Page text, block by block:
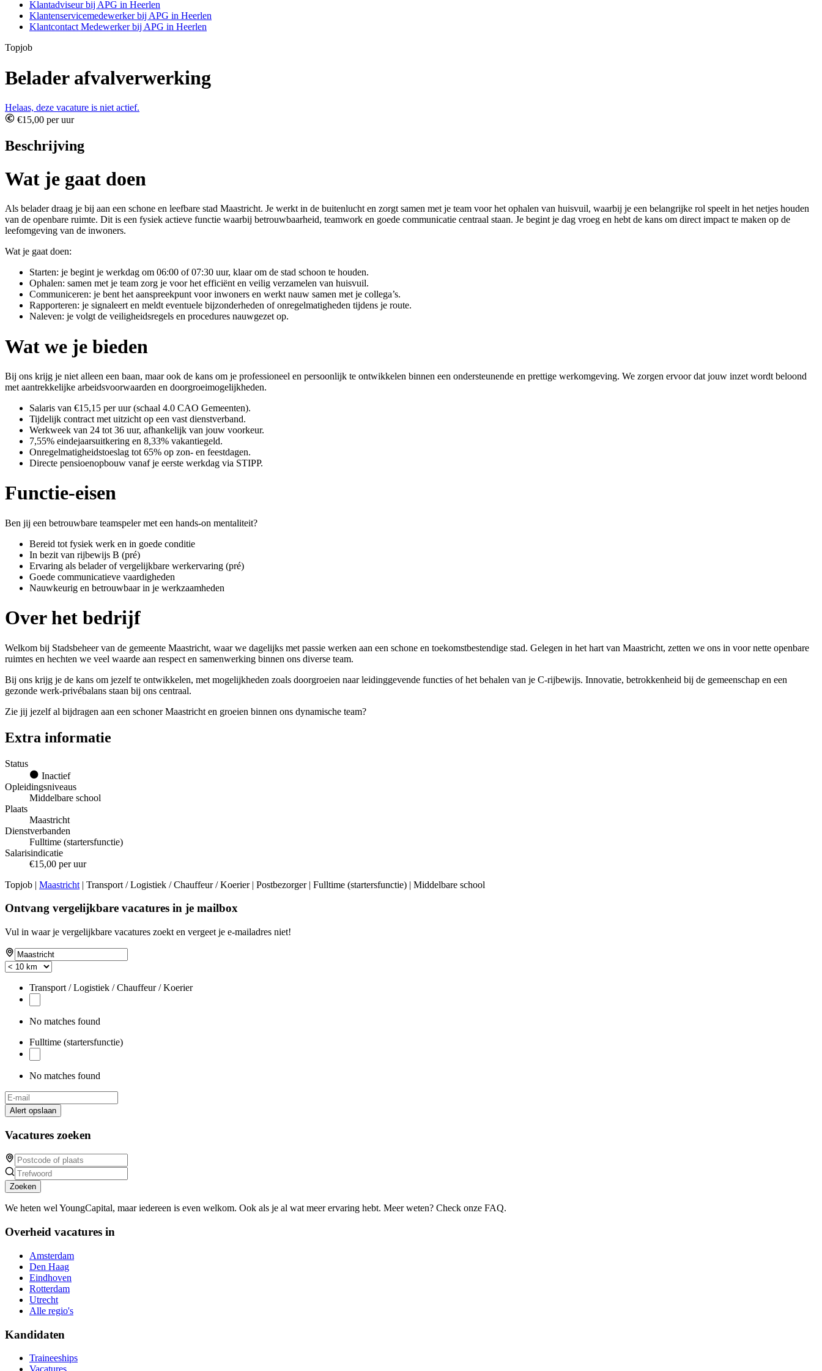
Klantadviseur bij APG in Heerlen
Klantenservicemedewerker bij APG in Heerlen
Klantcontact Medewerker bij APG in Heerlen
Topjob
Belader afvalverwerking
Helaas, deze vacature is niet actief.
€15,00 per uur
Beschrijving
Wat je gaat doen
Als belader draag je bij aan een schone en leefbare stad Maastricht. Je werkt in de buitenlucht en zorgt samen met je team voor het ophalen van huisvuil, waarbij je een belangrijke rol speelt in het netjes houden
van de openbare ruimte. Dit is een fysiek actieve functie waarbij betrouwbaarheid, teamwork en goede communicatie centraal staan. Je begint je dag vroeg en hebt de kans om direct impact te maken op de
leefomgeving van de inwoners.
Wat je gaat doen:
Starten: je begint je werkdag om 06:00 of 07:30 uur, klaar om de stad schoon te houden.
Ophalen: samen met je team zorg je voor het efficiënt en veilig verzamelen van huisvuil.
Communiceren: je bent het aanspreekpunt voor inwoners en werkt nauw samen met je collega’s.
Rapporteren: je signaleert en meldt eventuele bijzonderheden of onregelmatigheden tijdens je route.
Naleven: je volgt de veiligheidsregels en procedures nauwgezet op.
Wat we je bieden
Bij ons krijg je niet alleen een baan, maar ook de kans om je professioneel en persoonlijk te ontwikkelen binnen een ondersteunende en prettige werkomgeving. We zorgen ervoor dat jouw inzet wordt beloond
met aantrekkelijke arbeidsvoorwaarden en doorgroeimogelijkheden.
Salaris van €15,15 per uur (schaal 4.0 CAO Gemeenten).
Tijdelijk contract met uitzicht op een vast dienstverband.
Werkweek van 24 tot 36 uur, afhankelijk van jouw voorkeur.
7,55% eindejaarsuitkering en 8,33% vakantiegeld.
Onregelmatigheidstoeslag tot 65% op zon- en feestdagen.
Directe pensioenopbouw vanaf je eerste werkdag via STIPP.
Functie-eisen
Ben jij een betrouwbare teamspeler met een hands-on mentaliteit?
Bereid tot fysiek werk en in goede conditie
In bezit van rijbewijs B (pré)
Ervaring als belader of vergelijkbare werkervaring (pré)
Goede communicatieve vaardigheden
Nauwkeurig en betrouwbaar in je werkzaamheden
Over het bedrijf
Welkom bij Stadsbeheer van de gemeente Maastricht, waar we dagelijks met passie werken aan een schone en toekomstbestendige stad. Gelegen in het hart van Maastricht, zetten we ons in voor nette openbare
ruimtes en hechten we veel waarde aan respect en samenwerking binnen ons diverse team.
Bij ons krijg je de kans om jezelf te ontwikkelen, met mogelijkheden zoals doorgroeien naar leidinggevende functies of het behalen van je C-rijbewijs. Innovatie, betrokkenheid bij de gemeenschap en een
gezonde werk-privébalans staan bij ons centraal.
Zie jij jezelf al bijdragen aan een schoner Maastricht en groeien binnen ons dynamische team?
Extra informatie
Status
Inactief
Opleidingsniveaus
Middelbare school
Plaats
Maastricht
Dienstverbanden
Fulltime (startersfunctie)
Salarisindicatie
€15,00 per uur
Topjob | Maastricht | Transport / Logistiek / Chauffeur / Koerier | Postbezorger | Fulltime (startersfunctie) | Middelbare school
Ontvang vergelijkbare vacatures in je mailbox
Vul in waar je vergelijkbare vacatures zoekt en vergeet je e-mailadres niet!
Transport / Logistiek / Chauffeur / Koerier
No matches found
Fulltime (startersfunctie)
No matches found
Alert opslaan
Vacatures zoeken
Zoeken
We heten wel YoungCapital, maar iedereen is even welkom. Ook als je al wat meer ervaring hebt. Meer weten? Check onze FAQ.
Overheid vacatures in
Amsterdam
Den Haag
Eindhoven
Rotterdam
Utrecht
Alle regio's
Kandidaten
Traineeships